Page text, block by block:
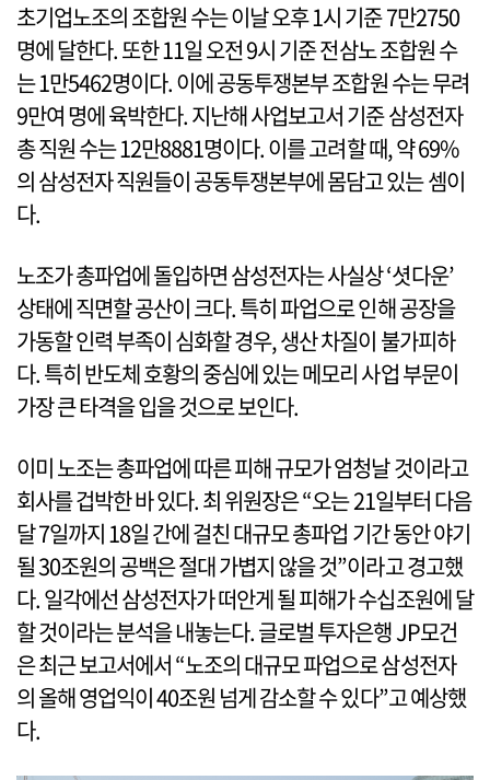
초기업노조의 조합원 수는 이날 오후 1시 기준 7만2750
명에 달한다. 또한 11일 오전 9시 기준 전삼노 조합원 수
는 1만5462명이다. 이에 공동투쟁본부 조합원 수는 무려
9만여 명에 육박한다. 지난해 사업보고서 기준 삼성전자
총 직원 수는 12만8881명이다. 이를 고려할 때, 약 69%
의 삼성전자 직원들이 공동투쟁본부에 몸담고 있는 셈이
다.
노조가 총파업에 돌입하면 삼성전자는 사실상 ‘셧다운’
상태에 직면할 공산이 크다. 특히 파업으로 인해 공장을
가동할 인력 부족이 심화할 경우, 생산 차질이 불가피하
다. 특히 반도체 호황의 중심에 있는 메모리 사업 부문이
가장 큰 타격을 입을 것으로 보인다.
이미 노조는 총파업에 따른 피해 규모가 엄청날 것이라고
회사를 겁박한 바 있다. 최 위원장은 “오는 21일부터 다음
달 7일까지 18일 간에 걸친 대규모 총파업 기간 동안 야기
될 30조원의 공백은 절대 가볍지 않을 것”이라고 경고했
다. 일각에선 삼성전자가 떠안게 될 피해가 수십조원에 달
할 것이라는 분석을 내놓는다. 글로벌 투자은행 JP모건
은 최근 보고서에서 “노조의 대규모 파업으로 삼성전자
의 올해 영업익이 40조원 넘게 감소할 수 있다”고 예상했
다.